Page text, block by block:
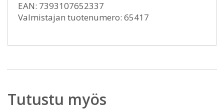
EAN: 7393107652337
Valmistajan tuotenumero: 65417
Tutustu myös